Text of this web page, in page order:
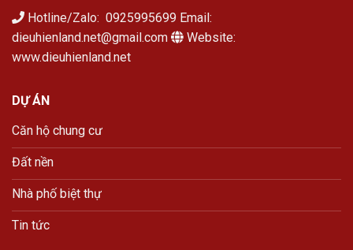
Hotline/Zalo: 0925995699 Email:
dieuhienland.net@gmail.com
Website:
www.dieuhienland.net
DỰ ÁN
Căn hộ chung cư
Đất nền
Nhà phố biệt thự
Tin tức